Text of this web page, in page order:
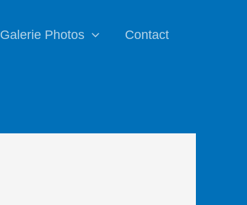
Galerie Photos Contact